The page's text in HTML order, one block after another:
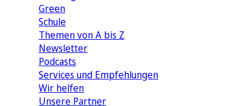
Green
Schule
Themen von A bis Z
Newsletter
Podcasts
Services und Empfehlungen
Wir helfen
Unsere Partner